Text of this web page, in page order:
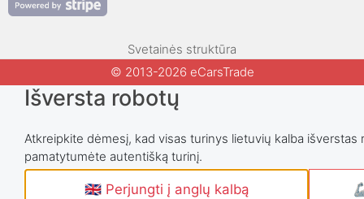
Svetainės struktūra
© 2013-2026 eCarsTrade
Išversta robotų
Atkreipkite dėmesį, kad visas turinys lietuvių kalba
pamatytumėte autentišką turinį.
🇬🇧 Perjungti į anglų kalbą